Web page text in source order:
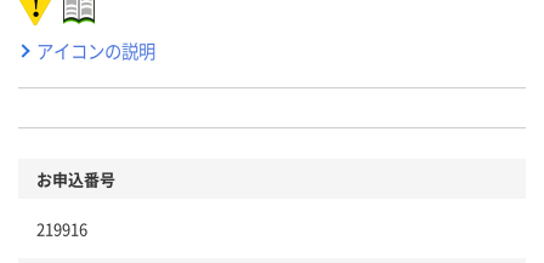
アイコンの説明
お申込番号
219916